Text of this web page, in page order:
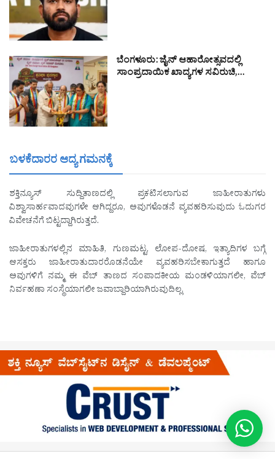
ಬೆಂಗಳೂರು: ಜೈನ್ ಆಹಾರೋತ್ಸವದಲ್ಲಿ
ಸಾಂಪ್ರದಾಯಿಕ ಖಾದ್ಯಗಳ ಸವಿರುಚಿ,…
ಬಳಕೆದಾರರ ಆದ್ಯ ಗಮನಕ್ಕೆ
ಶಕ್ತಿನ್ಯೂಸ್ ಸುದ್ದಿತಾಣದಲ್ಲಿ ಪ್ರಕಟಿಸಲಾಗುವ ಜಾಹೀರಾತುಗಳು
ವಿಶ್ವಾಸಾರ್ಹವಾದವುಗಳೇ ಆಗಿದ್ದರೂ, ಅವುಗಳೊಡನೆ ವ್ಯವಹರಿಸುವುದು ಓದುಗರ
ವಿವೇಚನೆಗೆ ಬಿಟ್ಟದ್ದಾಗಿರುತ್ತದೆ.
ಜಾಹೀರಾತುಗಳಲ್ಲಿನ ಮಾಹಿತಿ, ಗುಣಮಟ್ಟ, ಲೋಪ-ದೋಷ, ಇತ್ಯಾದಿಗಳ ಬಗ್ಗೆ
ಆಸಕ್ತರು ಜಾಹೀರಾತುದಾರರೊಡನೆಯೇ ವ್ಯವಹರಿಸಬೇಕಾಗುತ್ತದೆ ಹಾಗೂ
ಅವುಗಳಿಗೆ ನಮ್ಮ ಈ ವೆಬ್ ತಾಣದ ಸಂಪಾದಕೀಯ ಮಂಡಳಿಯಾಗಲೀ, ವೆಬ್
ನಿರ್ವಹಣಾ ಸಂಸ್ಥೆಯಾಗಲೀ ಜವಾಬ್ದಾರಿಯಾಗಿರುವುದಿಲ್ಲ.